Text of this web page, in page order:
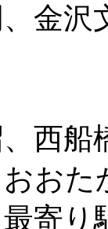
金沢
西船
おた
寄り